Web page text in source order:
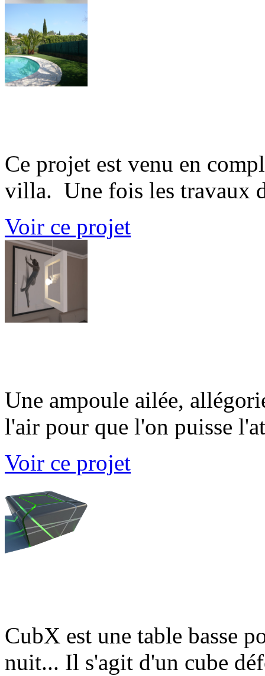
Ce projet est venu en
villa. Une fois les travaux
Voir ce projet
Une ampoule ailée,
l'air pour que l'on puisse
Voir ce projet
CubX est une table basse
nuit... Il s'agit d'un cube